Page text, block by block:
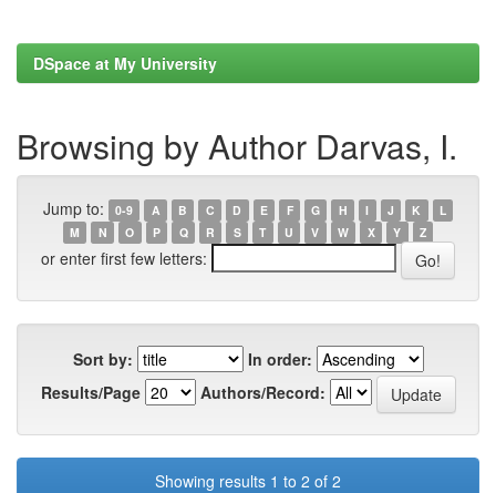
DSpace at My University
Browsing by Author Darvas, I.
Jump to: 0-9 A B C D E F G H I J K
L
M
N O P Q R S T U V W X Y Z
or enter first few letters:
Sort by:
In order:
Results/Page
Authors/Record:
Showing results 1 to 2 of 2